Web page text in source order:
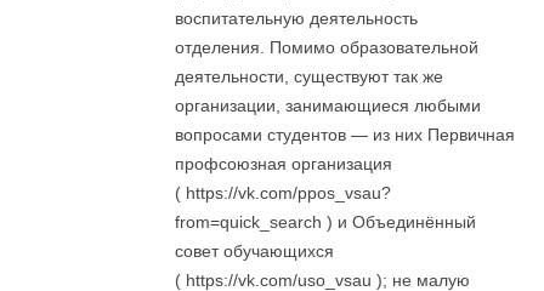
воспитательную деятельность
отделения. Помимо образовательной
деятельности, существуют так же
организации, занимающиеся любыми
вопросами студентов — из них Первичная
профсоюзная организация
( https://vk.com/ppos_vsau?
from=quick_search ) и Объединённый
совет обучающихся
( https://vk.com/uso_vsau ); не малую